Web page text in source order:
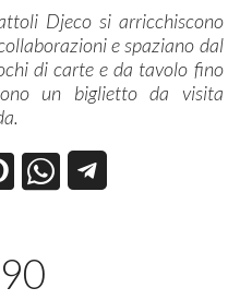
Djeco si arricchiscono
e spaziano dal
di carte e da tavolo fino
un biglietto da visita